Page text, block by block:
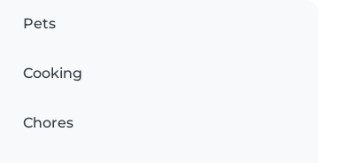
Pets
Cooking
Chores